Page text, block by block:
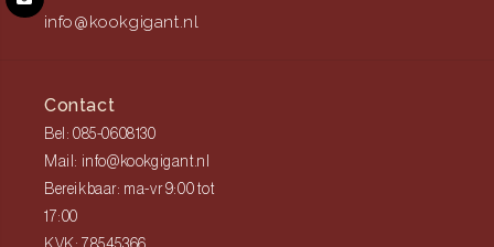
info@kookgigant.nl
Contact
Bel: 085-0608130
Mail: info@kookgigant.nl
Bereikbaar: ma-vr 9:00 tot
17:00